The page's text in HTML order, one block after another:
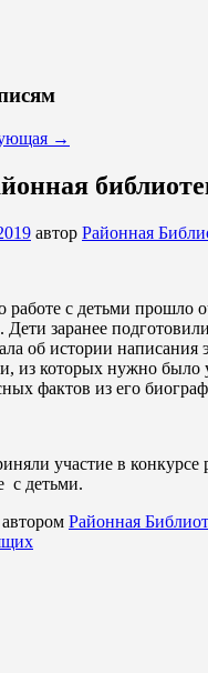
→
автор Районная
работе с детьми
Дети заранее
об истории
из которых нужно
фактов из его
участие в
с детьми.
Районная